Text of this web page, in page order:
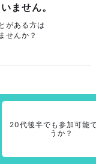
ません。
がある方は
せんか？
20代後半でも参加可能で
うか？